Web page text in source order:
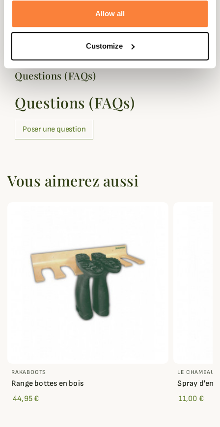
Allow all
Customize
intérieure
Cuir
Questions (FAQs)
Questions (FAQs)
Poser une question
Vous aimerez aussi
RAKABOOTS
Range bottes en bois
44,95 €
LE CHAMEAU
Spray
11,00 €